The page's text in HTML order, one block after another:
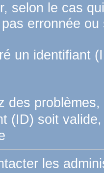
selon le cas
erronnée
un identifiant
des
(ID) soit
les